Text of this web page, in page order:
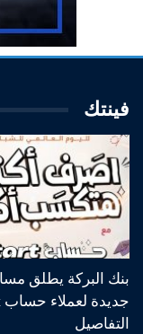
فينتك
بنك البركة يطلق
التفاصيل